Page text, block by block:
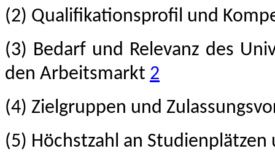
(2) Qualifikationsprofil und
(3) Bedarf und Relevanz des
den Arbeitsmarkt 2
(4) Zielgruppen und
(5) Höchstzahl an